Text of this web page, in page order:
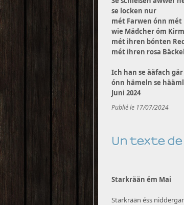
se locken nur
mét Farwen ónn mét
wie Mädcher óm
mét ihren bónten
mét ihren rosa
Ich han se ääfach gär
ónn hämeln se
Juni 2024
Publié le 17/07/2024
Un texte de
Starkrään ém Mai
Starkrään éss